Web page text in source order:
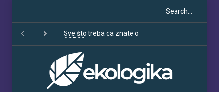
Sve što treba da znate o
Klimatske dezinformacije u